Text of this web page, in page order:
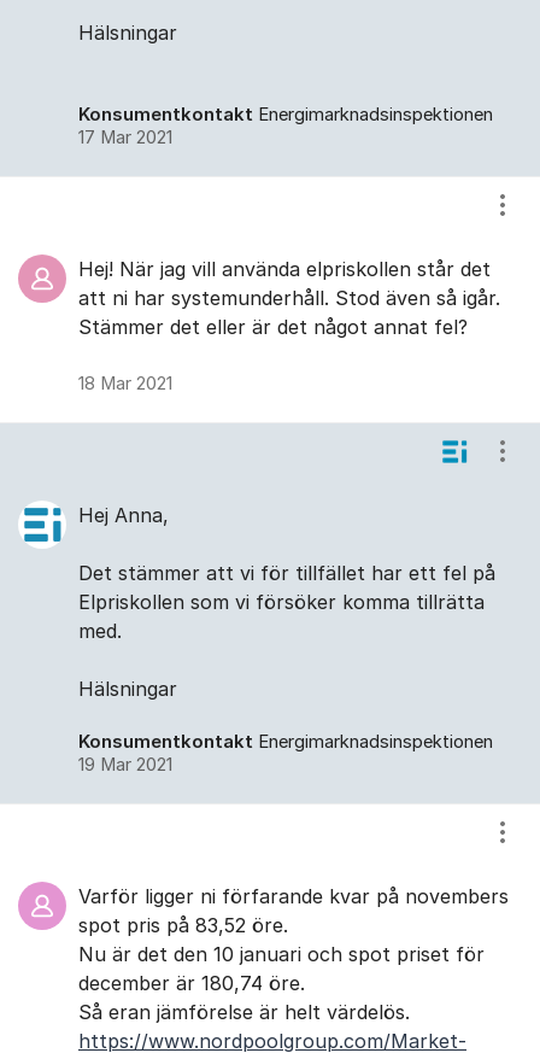
Hälsningar
Konsumentkontakt Energimarknadsinspektionen
17 Mar 2021
Hej! När jag vill använda elpriskollen står det
att ni har systemunderhåll. Stod även så igår.
Stämmer det eller är det något annat fel?
18 Mar 2021
Hej Anna,
Det stämmer att vi för tillfället har ett fel på
Elpriskollen som vi försöker komma tillrätta
med.
Hälsningar
Konsumentkontakt Energimarknadsinspektionen
19 Mar 2021
Varför ligger ni förfarande kvar på novembers
spot pris på 83,52 öre.
Nu är det den 10 januari och spot priset för
december är 180,74 öre.
Så eran jämförelse är helt värdelös.
https://www.nordpoolgroup.com/Market-